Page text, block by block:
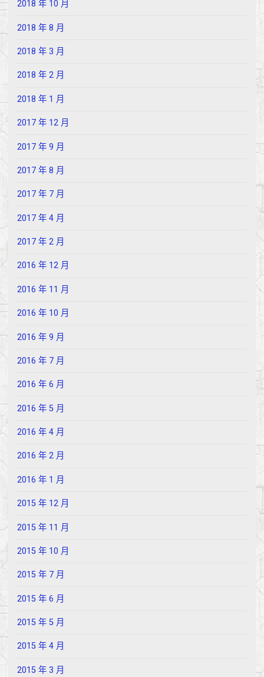
2018 年 10 月
2018 年 8 月
2018 年 3 月
2018 年 2 月
2018 年 1 月
2017 年 12 月
2017 年 9 月
2017 年 8 月
2017 年 7 月
2017 年 4 月
2017 年 2 月
2016 年 12 月
2016 年 11 月
2016 年 10 月
2016 年 9 月
2016 年 7 月
2016 年 6 月
2016 年 5 月
2016 年 4 月
2016 年 2 月
2016 年 1 月
2015 年 12 月
2015 年 11 月
2015 年 10 月
2015 年 7 月
2015 年 6 月
2015 年 5 月
2015 年 4 月
2015 年 3 月